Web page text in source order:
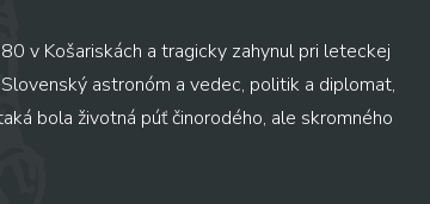
v Košariskách a tragicky zahynul pri leteckej
astronóm a vedec, politik a diplomat,
bola životná púť činorodého, ale skromného